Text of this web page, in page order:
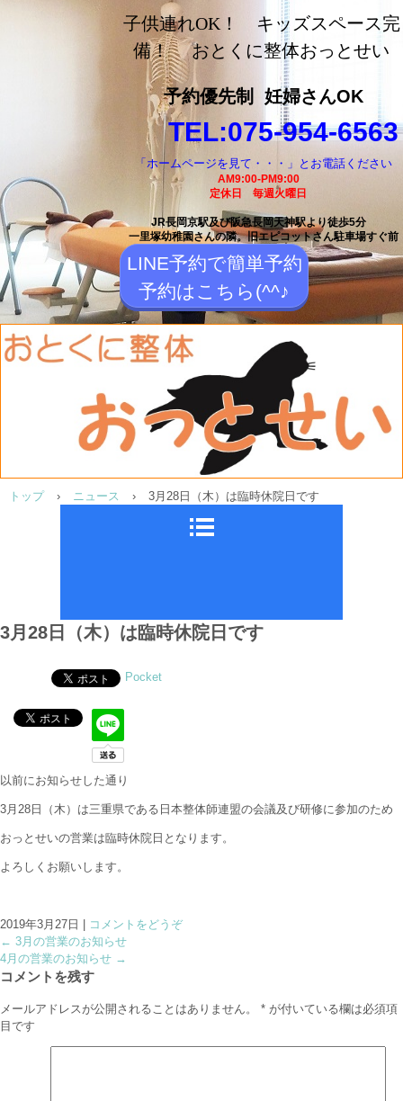
長岡京市の整体【おとく
に整体おっとせい】長岡
京駅と長岡天神駅から徒
歩5分の整体院
子供連れOK！ キッズスペース完
備！ おとくに整体おっとせい
予約優先制 妊婦さんOK
TEL:075-954-6563
「ホームページを見て・・・」とお電話ください
AM9:00-PM9:00
定休日 毎週火曜日
JR長岡京駅及び阪急長岡天神駅より徒歩5分
一里塚幼稚園さんの隣。旧エピコットさん駐車場すぐ前
LINE予約で簡単予約
予約はこちら(^^♪
トップ › ニュース › 3月28日（木）は臨時休院日です
3月28日（木）は臨時休院日です
Pocket
以前にお知らせした通り
3月28日（木）は三重県である日本整体師連盟の会議及び研修に参加のため
おっとせいの営業は臨時休院日となります。
よろしくお願いします。
2019年3月27日
コメントをどうぞ
← 3月の営業のお知らせ
4月の営業のお知らせ →
コメントを残す
メールアドレスが公開されることはありません。 * が付いている欄は必須項
目です